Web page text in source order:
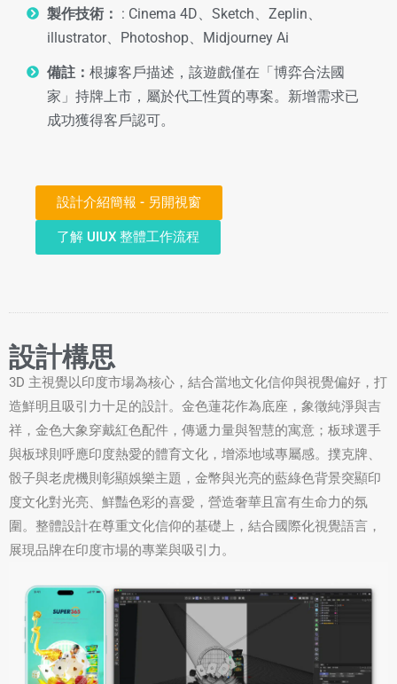
製作技術： : Cinema 4D、Sketch、Zeplin、
illustrator、Photoshop、Midjourney Ai
備註： 根據客戶描述，該遊戲僅在「博弈合法國
家」持牌上市，屬於代工性質的專案。新增需求已
成功獲得客戶認可。
設計介紹簡報 - 另開視窗
了解 UIUX 整體工作流程
設計構思
3D 主視覺以印度市場為核心，結合當地文化信仰與視覺偏好，打
造鮮明且吸引力十足的設計。金色蓮花作為底座，象徵純淨與吉
祥，金色大象穿戴紅色配件，傳遞力量與智慧的寓意；板球選手
與板球則呼應印度熱愛的體育文化，增添地域專屬感。撲克牌、
骰子與老虎機則彰顯娛樂主題，金幣與光亮的藍綠色背景突顯印
度文化對光亮、鮮豔色彩的喜愛，營造奢華且富有生命力的氛
圍。整體設計在尊重文化信仰的基礎上，結合國際化視覺語言，
展現品牌在印度市場的專業與吸引力。